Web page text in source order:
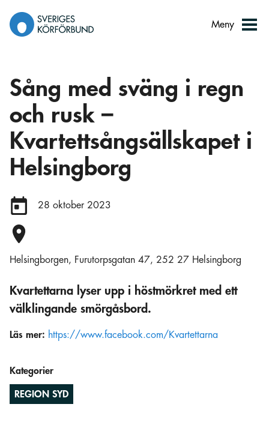
innehåll
Meny
Sång med sväng i regn
och rusk –
Kvartettsångsällskapet i
Helsingborg
Datum:
28 oktober 2023
Plats:
Helsingborgen, Furutorpsgatan 47, 252 27 Helsingborg
Kvartettarna lyser upp i höstmörkret med ett
välklingande smörgåsbord.
Läs mer: https://www.facebook.com/Kvartettarna
Kategorier
REGION SYD